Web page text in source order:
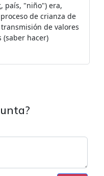
país, "niño") era,
de crianza de
de valores
(saber hacer)